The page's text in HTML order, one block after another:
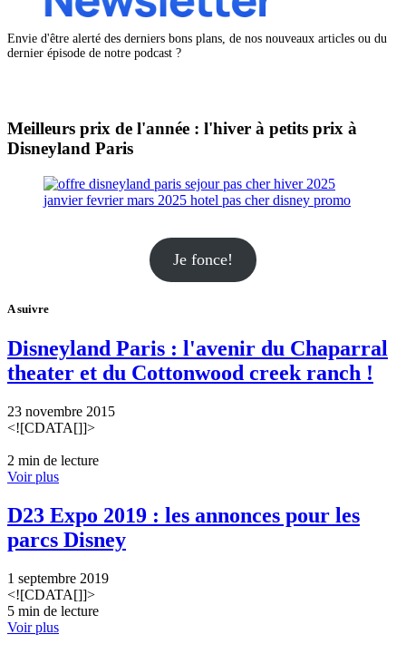
Envie d'être alerté des derniers bons plans, de nos nouveaux articles ou du
dernier épisode de notre podcast ?
Meilleurs prix de l'année : l'hiver à petits prix à
Disneyland Paris
Je fonce!
A suivre
Disneyland Paris : l'avenir du Chaparral
theater et du Cottonwood creek ranch !
23 novembre 2015
<![CDATA[]]>
2 min de lecture
Voir plus
D23 Expo 2019 : les annonces pour les
parcs Disney
1 septembre 2019
<![CDATA[]]>
5 min de lecture
Voir plus